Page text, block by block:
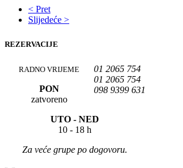
< Pret
Slijedeće >
REZERVACIJE
01 2065 754
01 2065 754
098 9399 631
RADNO VRIJEME
PON
zatvoreno
UTO -NED
10 - 18 h
Za veće grupe po dogovoru.